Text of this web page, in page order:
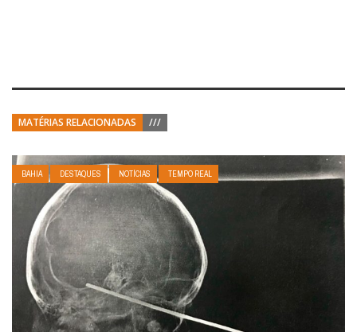
MATÉRIAS RELACIONADAS ///
BAHIA DESTAQUES NOTÍCIAS TEMPO REAL